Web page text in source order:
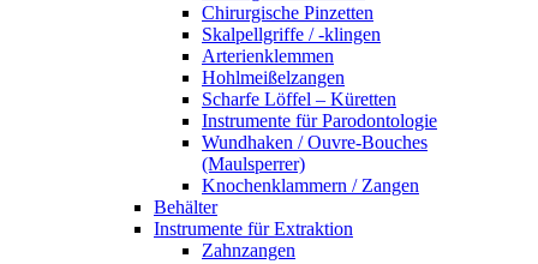
Chirurgische Pinzetten
Skalpellgriffe / -klingen
Arterienklemmen
Hohlmeißelzangen
Scharfe Löffel – Küretten
Instrumente für Parodontologie
Wundhaken / Ouvre-Bouches
(Maulsperrer)
Knochenklammern / Zangen
Behälter
Instrumente für Extraktion
Zahnzangen